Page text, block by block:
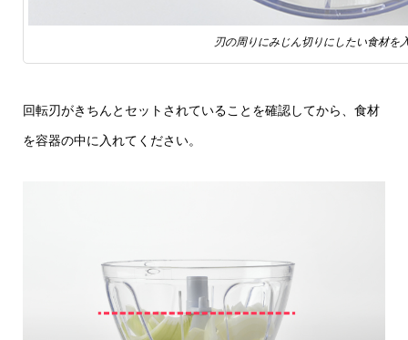
刃の周りにみじん切りにしたい食材を
回転刃がきちんとセットされていることを確認してから、食材
を容器の中に入れてください。